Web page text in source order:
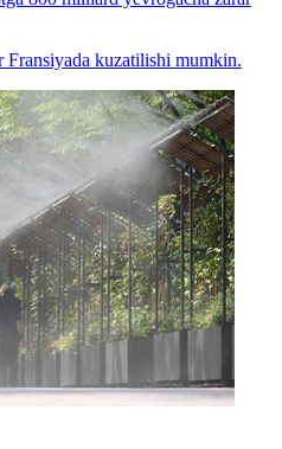
kuzatilishi mumkin.